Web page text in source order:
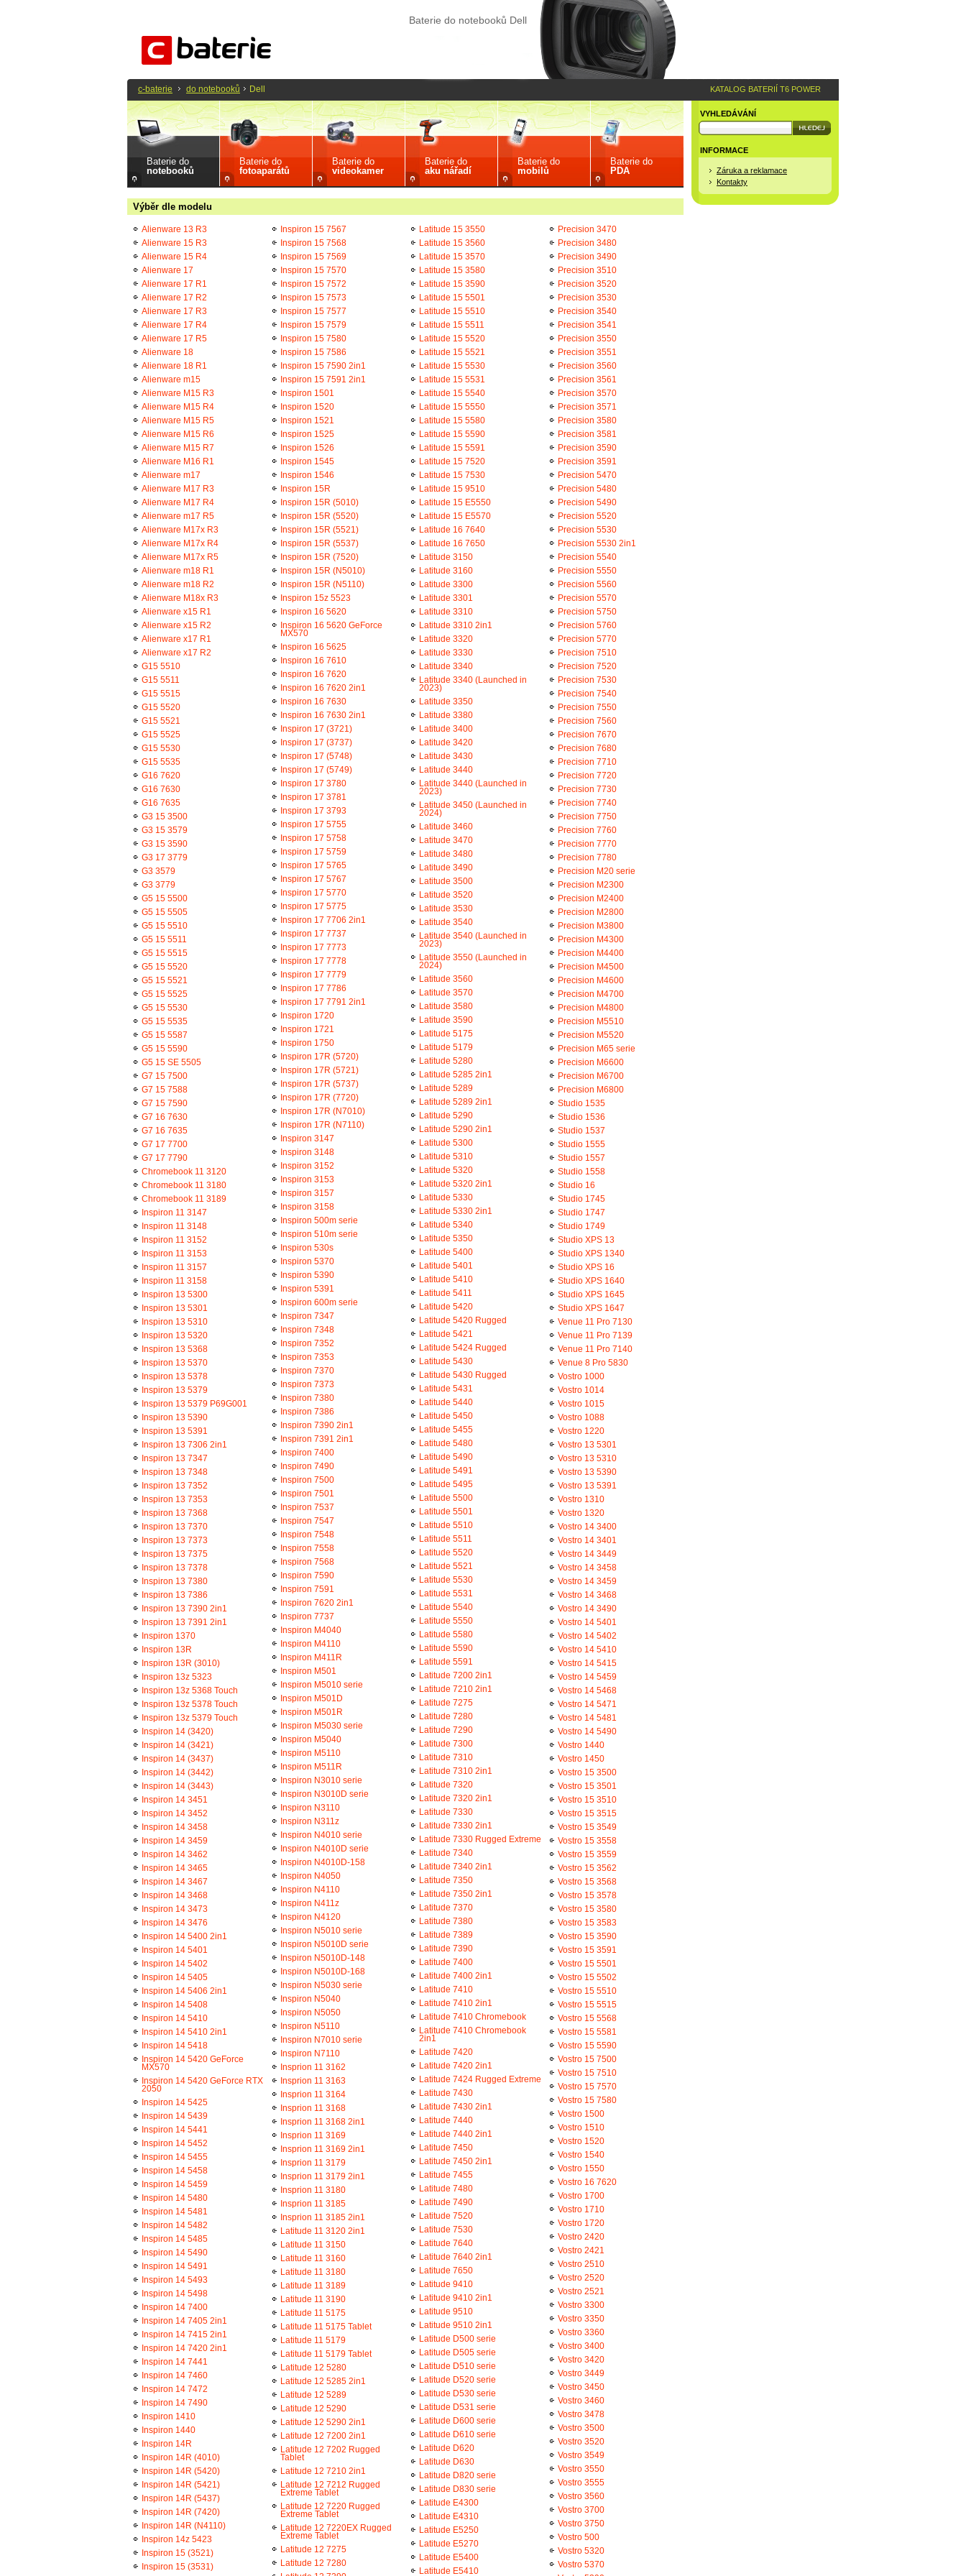
Baterie do notebooků Dell
Baterie do
notebooků
Baterie do
fotoaparátů
Baterie do
videokamer
Baterie do
aku nářadí
Baterie do
mobilů
Baterie do
PDA
Výběr dle modelu
Alienware 13 R3
Alienware 15 R3
Alienware 15 R4
Alienware 17
Alienware 17 R1
Alienware 17 R2
Alienware 17 R3
Alienware 17 R4
Alienware 17 R5
Alienware 18
Alienware 18 R1
Alienware m15
Alienware M15 R3
Alienware M15 R4
Alienware M15 R5
Alienware M15 R6
Alienware M15 R7
Alienware M16 R1
Alienware m17
Alienware M17 R3
Alienware M17 R4
Alienware m17 R5
Alienware M17x R3
Alienware M17x R4
Alienware M17x R5
Alienware m18 R1
Alienware m18 R2
Alienware M18x R3
Alienware x15 R1
Alienware x15 R2
Alienware x17 R1
Alienware x17 R2
G15 5510
G15 5511
G15 5515
G15 5520
G15 5521
G15 5525
G15 5530
G15 5535
G16 7620
G16 7630
G16 7635
G3 15 3500
G3 15 3579
G3 15 3590
G3 17 3779
G3 3579
G3 3779
G5 15 5500
G5 15 5505
G5 15 5510
G5 15 5511
G5 15 5515
G5 15 5520
G5 15 5521
G5 15 5525
G5 15 5530
G5 15 5535
G5 15 5587
G5 15 5590
G5 15 SE 5505
G7 15 7500
G7 15 7588
G7 15 7590
G7 16 7630
G7 16 7635
G7 17 7700
G7 17 7790
Chromebook 11 3120
Chromebook 11 3180
Chromebook 11 3189
Inspiron 11 3147
Inspiron 11 3148
Inspiron 11 3152
Inspiron 11 3153
Inspiron 11 3157
Inspiron 11 3158
Inspiron 13 5300
Inspiron 13 5301
Inspiron 13 5310
Inspiron 13 5320
Inspiron 13 5368
Inspiron 13 5370
Inspiron 13 5378
Inspiron 13 5379
Inspiron 13 5379 P69G001
Inspiron 13 5390
Inspiron 13 5391
Inspiron 13 7306 2in1
Inspiron 13 7347
Inspiron 13 7348
Inspiron 13 7352
Inspiron 13 7353
Inspiron 13 7368
Inspiron 13 7370
Inspiron 13 7373
Inspiron 13 7375
Inspiron 13 7378
Inspiron 13 7380
Inspiron 13 7386
Inspiron 13 7390 2in1
Inspiron 13 7391 2in1
Inspiron 1370
Inspiron 13R
Inspiron 13R (3010)
Inspiron 13z 5323
Inspiron 13z 5368 Touch
Inspiron 13z 5378 Touch
Inspiron 13z 5379 Touch
Inspiron 14 (3420)
Inspiron 14 (3421)
Inspiron 14 (3437)
Inspiron 14 (3442)
Inspiron 14 (3443)
Inspiron 14 3451
Inspiron 14 3452
Inspiron 14 3458
Inspiron 14 3459
Inspiron 14 3462
Inspiron 14 3465
Inspiron 14 3467
Inspiron 14 3468
Inspiron 14 3473
Inspiron 14 3476
Inspiron 14 5400 2in1
Inspiron 14 5401
Inspiron 14 5402
Inspiron 14 5405
Inspiron 14 5406 2in1
Inspiron 14 5408
Inspiron 14 5410
Inspiron 14 5410 2in1
Inspiron 14 5418
Inspiron 14 5420 GeForce
MX570
Inspiron 14 5420 GeForce RTX
2050
Inspiron 14 5425
Inspiron 14 5439
Inspiron 14 5441
Inspiron 14 5452
Inspiron 14 5455
Inspiron 14 5458
Inspiron 14 5459
Inspiron 14 5480
Inspiron 14 5481
Inspiron 14 5482
Inspiron 14 5485
Inspiron 14 5490
Inspiron 14 5491
Inspiron 14 5493
Inspiron 14 5498
Inspiron 14 7400
Inspiron 14 7405 2in1
Inspiron 14 7415 2in1
Inspiron 14 7420 2in1
Inspiron 14 7441
Inspiron 14 7460
Inspiron 14 7472
Inspiron 14 7490
Inspiron 1410
Inspiron 1440
Inspiron 14R
Inspiron 14R (4010)
Inspiron 14R (5420)
Inspiron 14R (5421)
Inspiron 14R (5437)
Inspiron 14R (7420)
Inspiron 14R (N4110)
Inspiron 14z 5423
Inspiron 15 (3521)
Inspiron 15 (3531)
Inspiron 15 7567
Inspiron 15 7568
Inspiron 15 7569
Inspiron 15 7570
Inspiron 15 7572
Inspiron 15 7573
Inspiron 15 7577
Inspiron 15 7579
Inspiron 15 7580
Inspiron 15 7586
Inspiron 15 7590 2in1
Inspiron 15 7591 2in1
Inspiron 1501
Inspiron 1520
Inspiron 1521
Inspiron 1525
Inspiron 1526
Inspiron 1545
Inspiron 1546
Inspiron 15R
Inspiron 15R (5010)
Inspiron 15R (5520)
Inspiron 15R (5521)
Inspiron 15R (5537)
Inspiron 15R (7520)
Inspiron 15R (N5010)
Inspiron 15R (N5110)
Inspiron 15z 5523
Inspiron 16 5620
Inspiron 16 5620 GeForce
MX570
Inspiron 16 5625
Inspiron 16 7610
Inspiron 16 7620
Inspiron 16 7620 2in1
Inspiron 16 7630
Inspiron 16 7630 2in1
Inspiron 17 (3721)
Inspiron 17 (3737)
Inspiron 17 (5748)
Inspiron 17 (5749)
Inspiron 17 3780
Inspiron 17 3781
Inspiron 17 3793
Inspiron 17 5755
Inspiron 17 5758
Inspiron 17 5759
Inspiron 17 5765
Inspiron 17 5767
Inspiron 17 5770
Inspiron 17 5775
Inspiron 17 7706 2in1
Inspiron 17 7737
Inspiron 17 7773
Inspiron 17 7778
Inspiron 17 7779
Inspiron 17 7786
Inspiron 17 7791 2in1
Inspiron 1720
Inspiron 1721
Inspiron 1750
Inspiron 17R (5720)
Inspiron 17R (5721)
Inspiron 17R (5737)
Inspiron 17R (7720)
Inspiron 17R (N7010)
Inspiron 17R (N7110)
Inspiron 3147
Inspiron 3148
Inspiron 3152
Inspiron 3153
Inspiron 3157
Inspiron 3158
Inspiron 500m serie
Inspiron 510m serie
Inspiron 530s
Inspiron 5370
Inspiron 5390
Inspiron 5391
Inspiron 600m serie
Inspiron 7347
Inspiron 7348
Inspiron 7352
Inspiron 7353
Inspiron 7370
Inspiron 7373
Inspiron 7380
Inspiron 7386
Inspiron 7390 2in1
Inspiron 7391 2in1
Inspiron 7400
Inspiron 7490
Inspiron 7500
Inspiron 7501
Inspiron 7537
Inspiron 7547
Inspiron 7548
Inspiron 7558
Inspiron 7568
Inspiron 7590
Inspiron 7591
Inspiron 7620 2in1
Inspiron 7737
Inspiron M4040
Inspiron M4110
Inspiron M411R
Inspiron M501
Inspiron M5010 serie
Inspiron M501D
Inspiron M501R
Inspiron M5030 serie
Inspiron M5040
Inspiron M5110
Inspiron M511R
Inspiron N3010 serie
Inspiron N3010D serie
Inspiron N3110
Inspiron N311z
Inspiron N4010 serie
Inspiron N4010D serie
Inspiron N4010D-158
Inspiron N4050
Inspiron N4110
Inspiron N411z
Inspiron N4120
Inspiron N5010 serie
Inspiron N5010D serie
Inspiron N5010D-148
Inspiron N5010D-168
Inspiron N5030 serie
Inspiron N5040
Inspiron N5050
Inspiron N5110
Inspiron N7010 serie
Inspiron N7110
Insprion 11 3162
Insprion 11 3163
Insprion 11 3164
Insprion 11 3168
Insprion 11 3168 2in1
Insprion 11 3169
Insprion 11 3169 2in1
Insprion 11 3179
Insprion 11 3179 2in1
Insprion 11 3180
Insprion 11 3185
Insprion 11 3185 2in1
Latitude 11 3120 2in1
Latitude 11 3150
Latitude 11 3160
Latitude 11 3180
Latitude 11 3189
Latitude 11 3190
Latitude 11 5175
Latitude 11 5175 Tablet
Latitude 11 5179
Latitude 11 5179 Tablet
Latitude 12 5280
Latitude 12 5285 2in1
Latitude 12 5289
Latitude 12 5290
Latitude 12 5290 2in1
Latitude 12 7200 2in1
Latitude 12 7202 Rugged
Tablet
Latitude 12 7210 2in1
Latitude 12 7212 Rugged
Extreme Tablet
Latitude 12 7220 Rugged
Extreme Tablet
Latitude 12 7220EX Rugged
Extreme Tablet
Latitude 12 7275
Latitude 12 7280
Latitude 15 3550
Latitude 15 3560
Latitude 15 3570
Latitude 15 3580
Latitude 15 3590
Latitude 15 5501
Latitude 15 5510
Latitude 15 5511
Latitude 15 5520
Latitude 15 5521
Latitude 15 5530
Latitude 15 5531
Latitude 15 5540
Latitude 15 5550
Latitude 15 5580
Latitude 15 5590
Latitude 15 5591
Latitude 15 7520
Latitude 15 7530
Latitude 15 9510
Latitude 15 E5550
Latitude 15 E5570
Latitude 16 7640
Latitude 16 7650
Latitude 3150
Latitude 3160
Latitude 3300
Latitude 3301
Latitude 3310
Latitude 3310 2in1
Latitude 3320
Latitude 3330
Latitude 3340
Latitude 3340 (Launched in
2023)
Latitude 3350
Latitude 3380
Latitude 3400
Latitude 3420
Latitude 3430
Latitude 3440
Latitude 3440 (Launched in
2023)
Latitude 3450 (Launched in
2024)
Latitude 3460
Latitude 3470
Latitude 3480
Latitude 3490
Latitude 3500
Latitude 3520
Latitude 3530
Latitude 3540
Latitude 3540 (Launched in
2023)
Latitude 3550 (Launched in
2024)
Latitude 3560
Latitude 3570
Latitude 3580
Latitude 3590
Latitude 5175
Latitude 5179
Latitude 5280
Latitude 5285 2in1
Latitude 5289
Latitude 5289 2in1
Latitude 5290
Latitude 5290 2in1
Latitude 5300
Latitude 5310
Latitude 5320
Latitude 5320 2in1
Latitude 5330
Latitude 5330 2in1
Latitude 5340
Latitude 5350
Latitude 5400
Latitude 5401
Latitude 5410
Latitude 5411
Latitude 5420
Latitude 5420 Rugged
Latitude 5421
Latitude 5424 Rugged
Latitude 5430
Latitude 5430 Rugged
Latitude 5431
Latitude 5440
Latitude 5450
Latitude 5455
Latitude 5480
Latitude 5490
Latitude 5491
Latitude 5495
Latitude 5500
Latitude 5501
Latitude 5510
Latitude 5511
Latitude 5520
Latitude 5521
Latitude 5530
Latitude 5531
Latitude 5540
Latitude 5550
Latitude 5580
Latitude 5590
Latitude 5591
Latitude 7200 2in1
Latitude 7210 2in1
Latitude 7275
Latitude 7280
Latitude 7290
Latitude 7300
Latitude 7310
Latitude 7310 2in1
Latitude 7320
Latitude 7320 2in1
Latitude 7330
Latitude 7330 2in1
Latitude 7330 Rugged Extreme
Latitude 7340
Latitude 7340 2in1
Latitude 7350
Latitude 7350 2in1
Latitude 7370
Latitude 7380
Latitude 7389
Latitude 7390
Latitude 7400
Latitude 7400 2in1
Latitude 7410
Latitude 7410 2in1
Latitude 7410 Chromebook
Latitude 7410 Chromebook
2in1
Latitude 7420
Latitude 7420 2in1
Latitude 7424 Rugged Extreme
Latitude 7430
Latitude 7430 2in1
Latitude 7440
Latitude 7440 2in1
Latitude 7450
Latitude 7450 2in1
Latitude 7455
Latitude 7480
Latitude 7490
Latitude 7520
Latitude 7530
Latitude 7640
Latitude 7640 2in1
Latitude 7650
Latitude 9410
Latitude 9410 2in1
Latitude 9510
Latitude 9510 2in1
Latitude D500 serie
Latitude D505 serie
Latitude D510 serie
Latitude D520 serie
Latitude D530 serie
Latitude D531 serie
Latitude D600 serie
Latitude D610 serie
Latitude D620
Latitude D630
Latitude D820 serie
Latitude D830 serie
Latitude E4300
Latitude E4310
Latitude E5250
Latitude E5270
Latitude E5400
Latitude E5410
Precision 3470
Precision 3480
Precision 3490
Precision 3510
Precision 3520
Precision 3530
Precision 3540
Precision 3541
Precision 3550
Precision 3551
Precision 3560
Precision 3561
Precision 3570
Precision 3571
Precision 3580
Precision 3581
Precision 3590
Precision 3591
Precision 5470
Precision 5480
Precision 5490
Precision 5520
Precision 5530
Precision 5530 2in1
Precision 5540
Precision 5550
Precision 5560
Precision 5570
Precision 5750
Precision 5760
Precision 5770
Precision 7510
Precision 7520
Precision 7530
Precision 7540
Precision 7550
Precision 7560
Precision 7670
Precision 7680
Precision 7710
Precision 7720
Precision 7730
Precision 7740
Precision 7750
Precision 7760
Precision 7770
Precision 7780
Precision M20 serie
Precision M2300
Precision M2400
Precision M2800
Precision M3800
Precision M4300
Precision M4400
Precision M4500
Precision M4600
Precision M4700
Precision M4800
Precision M5510
Precision M5520
Precision M65 serie
Precision M6600
Precision M6700
Precision M6800
Studio 1535
Studio 1536
Studio 1537
Studio 1555
Studio 1557
Studio 1558
Studio 16
Studio 1745
Studio 1747
Studio 1749
Studio XPS 13
Studio XPS 1340
Studio XPS 16
Studio XPS 1640
Studio XPS 1645
Studio XPS 1647
Venue 11 Pro 7130
Venue 11 Pro 7139
Venue 11 Pro 7140
Venue 8 Pro 5830
Vostro 1000
Vostro 1014
Vostro 1015
Vostro 1088
Vostro 1220
Vostro 13 5301
Vostro 13 5310
Vostro 13 5390
Vostro 13 5391
Vostro 1310
Vostro 1320
Vostro 14 3400
Vostro 14 3401
Vostro 14 3449
Vostro 14 3458
Vostro 14 3459
Vostro 14 3468
Vostro 14 3490
Vostro 14 5401
Vostro 14 5402
Vostro 14 5410
Vostro 14 5415
Vostro 14 5459
Vostro 14 5468
Vostro 14 5471
Vostro 14 5481
Vostro 14 5490
Vostro 1440
Vostro 1450
Vostro 15 3500
Vostro 15 3501
Vostro 15 3510
Vostro 15 3515
Vostro 15 3549
Vostro 15 3558
Vostro 15 3559
Vostro 15 3562
Vostro 15 3568
Vostro 15 3578
Vostro 15 3580
Vostro 15 3583
Vostro 15 3590
Vostro 15 3591
Vostro 15 5501
Vostro 15 5502
Vostro 15 5510
Vostro 15 5515
Vostro 15 5568
Vostro 15 5581
Vostro 15 5590
Vostro 15 7500
Vostro 15 7510
Vostro 15 7570
Vostro 15 7580
Vostro 1500
Vostro 1510
Vostro 1520
Vostro 1540
Vostro 1550
Vostro 16 7620
Vostro 1700
Vostro 1710
Vostro 1720
Vostro 2420
Vostro 2421
Vostro 2510
Vostro 2520
Vostro 2521
Vostro 3300
Vostro 3350
Vostro 3360
Vostro 3400
Vostro 3420
Vostro 3449
Vostro 3450
Vostro 3460
Vostro 3478
Vostro 3500
Vostro 3520
Vostro 3549
Vostro 3550
Vostro 3555
Vostro 3560
Vostro 3700
Vostro 3750
Vostro 500
Vostro 5320
Vostro 5370
VYHLEDÁVÁNÍ
INFORMACE
Záruka a reklamace
Kontakty
c-baterie do notebooků Dell KATALOG BATERIÍ T6 POWER